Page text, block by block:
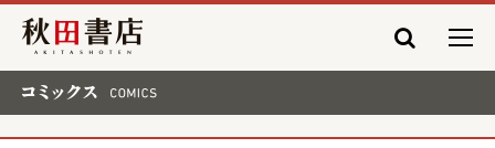
秋田書店